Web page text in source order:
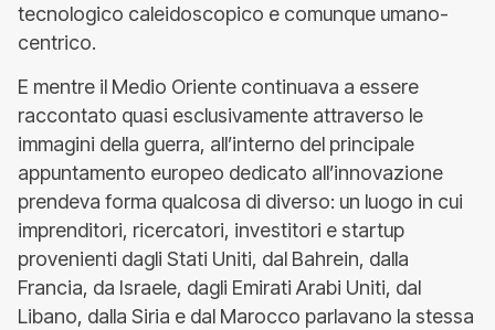
tecnologico caleidoscopico e comunque umano-
centrico.
E mentre il Medio Oriente continuava a essere
raccontato quasi esclusivamente attraverso le
immagini della guerra, all’interno del principale
appuntamento europeo dedicato all’innovazione
prendeva forma qualcosa di diverso: un luogo in cui
imprenditori, ricercatori, investitori e startup
provenienti dagli Stati Uniti, dal Bahrein, dalla
Francia, da Israele, dagli Emirati Arabi Uniti, dal
Libano, dalla Siria e dal Marocco parlavano la stessa